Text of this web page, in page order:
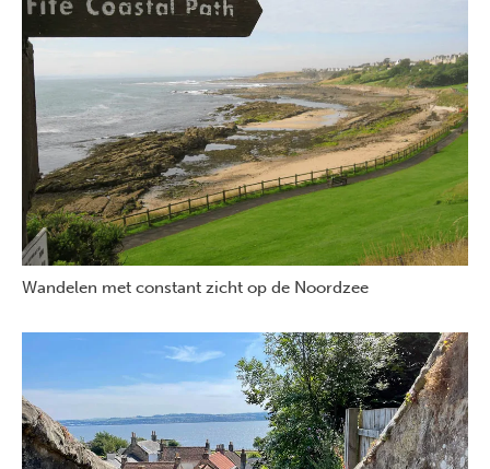
Wandelen met constant zicht op de Noordzee